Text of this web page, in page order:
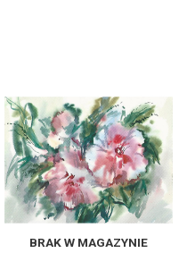
BRAK W MAGAZYNIE